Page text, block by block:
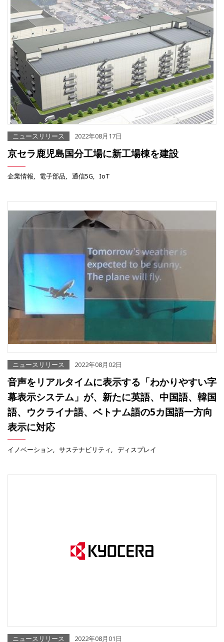
ニュースリリース 2022年08月17日
京セラ鹿児島国分工場に新工場棟を建設
企業情報 電子部品 通信5G IoT
ニュースリリース 2022年08月02日
音声をリアルタイムに表示する「わかりやすい字
幕表示システム」が、新たに英語、中国語、韓国
語、ウクライナ語、ベトナム語の5カ国語一方向
表示に対応
イノベーション サステナビリティ ディスプレイ
ニュースリリース 2022年08月01日